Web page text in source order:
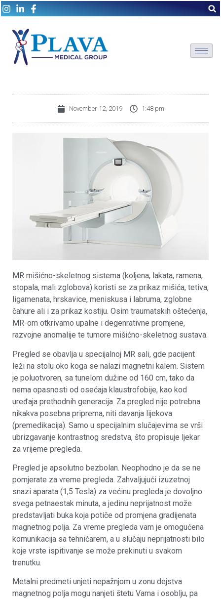
November 12, 2019 1:48 pm
MR mišićno-skeletnog sistema (koljena, lakata, ramena,
stopala, mali zglobova) koristi se za prikaz mišića, tetiva,
ligamenata, hrskavice, meniskusa i labruma, zglobne
čahure ali i za prikaz kostiju. Osim traumatskih oštećenja,
MR-om otkrivamo upalne i degenrativne promjene,
razvojne anomalije te tumore mišićno-skeletnog sustava.
Pregled se obavlja u specijalnoj MR sali, gde pacijent
leži na stolu oko koga se nalazi magnetni kalem. Sistem
je poluotvoren, sa tunelom dužine od 160 cm, tako da
nema opasnosti od osećaja klaustrofobije, kao kod
uređaja prethodnih generacija. Za pregled nije potrebna
nikakva posebna priprema, niti davanja lijekova
(premedikacija). Samo u specijalnim slučajevima se vrši
ubrizgavanje kontrastnog sredstva, što propisuje ljekar
za vrijeme pregleda.
Pregled je apsolutno bezbolan. Neophodno je da se ne
pomjerate za vreme pregleda. Zahvaljujući izuzetnoj
snazi aparata (1,5 Tesla) za većinu pregleda je dovoljno
svega petnaestak minuta, a jedinu neprijatnost može
predstavljati buka koja potiče od promjena gradijenata
magnetnog polja. Za vreme pregleda vam je omogućena
komunikacija sa tehničarem, a u slučaju neprijatnosti bilo
koje vrste ispitivanje se može prekinuti u svakom
trenutku.
Metalni predmeti unjeti nepažnjom u zonu dejstva
magnetnog polja mogu nanjeti štetu Vama i osoblju, pa